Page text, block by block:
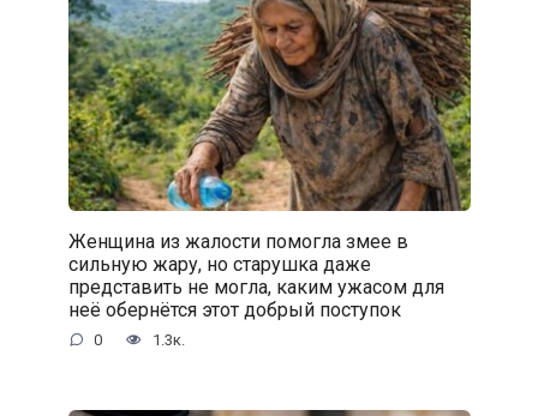
Женщина из жалости помогла змее в
сильную жару, но старушка даже
представить не могла, каким ужасом для
неё обернётся этот добрый поступок
0 1.3к.